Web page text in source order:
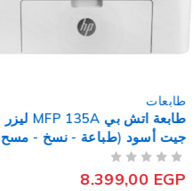
طابعات
طابعة اتش بي MFP 135A ليزر
جيت أسود (طباعة - نسخ - مسح
ضوئي)
8.399,00 EGP